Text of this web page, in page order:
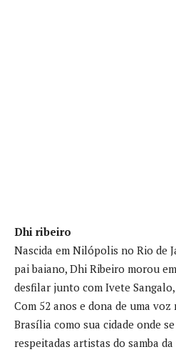
Dhi ribeiro
Nascida em Nilópolis no Rio de
pai baiano, Dhi Ribeiro morou
desfilar junto com Ivete
Com 52 anos e dona de uma
Brasília como sua cidade onde
respeitadas artistas do samba